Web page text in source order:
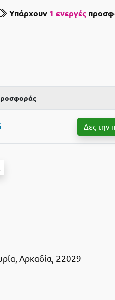
Υπάρχουν 1 ενεργές
Δες την
Αρκαδία, 22029